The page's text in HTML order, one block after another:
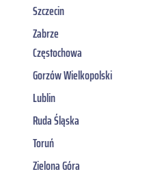
Szczecin
Zabrze
Częstochowa
Gorzów Wielkopolski
Lublin
Ruda Śląska
Toruń
Zielona Góra